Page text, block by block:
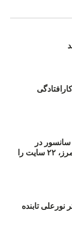
با سانسور در
اینترنت: #آزادی هم‌آیند گزارشگران‌ بدون مرز، ۲۲ سایت را
نورعلی تابنده